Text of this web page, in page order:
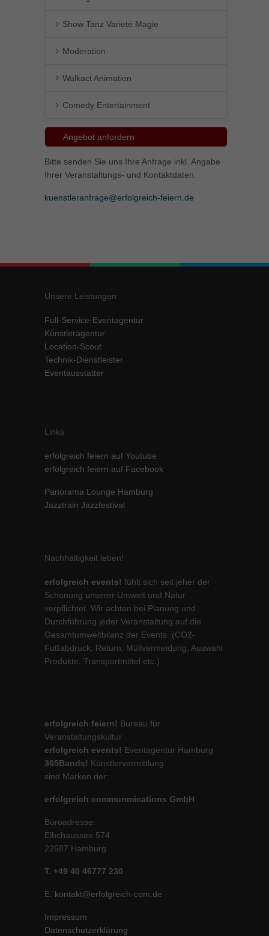
Show Tanz Varieté Magie
Moderation
Walkact Animation
Comedy Entertainment
Angebot anfordern
Bitte senden Sie uns Ihre Anfrage inkl. Angabe
Ihrer Veranstaltungs- und Kontaktdaten.
kuenstleranfrage@erfolgreich-feiern.de
Unsere Leistungen
Full-Service-Eventagentur
Künstleragentur
Location-Scout
Technik-Dienstleister
Eventausstatter
Links
erfolgreich feiern auf Youtube
erfolgreich feiern auf Facebook
Panorama Lounge Hamburg
Jazztrain Jazzfestival
Nachhaltigkeit leben!
erfolgreich events! fühlt sich seit jeher der
Schonung unserer Umwelt und Natur
verpflichtet. Wir achten bei Planung und
Durchführung jeder Veranstaltung auf die
Gesamtumweltbilanz der Events. (CO2-
Fußabdruck, Return, Müllvermeidung, Auswahl
Produkte, Transportmittel etc.)
erfolgreich feiern! Bureau für
Veranstaltungskultur
erfolgreich events! Eventagentur Hamburg
365Bands! Künstlervermittlung
sind Marken der:
erfolgreich communmications GmbH
Büroadresse:
Elbchaussee 574
22587 Hamburg
T. +49 40 46777 230
E. kontakt@erfolgreich-com.de
Impressum
Datenschutzerklärung